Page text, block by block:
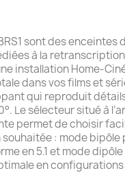
sont des enceintes
à la
installation Home-
dans vos films et
qui reproduit
Le sélecteur situé à
permet de choisir
: mode bipôle
en 5.1 et mode
en configurations